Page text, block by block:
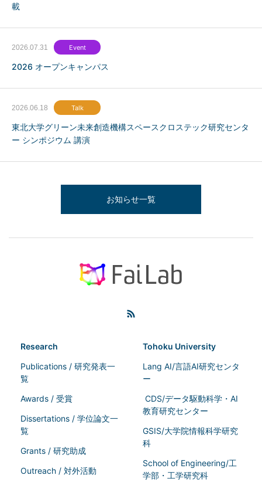
載
2026.07.31 Event
2026 オープンキャンパス
2026.06.18 Talk
東北大学グリーン未来創造機構スペースクロステック研究センタ
ー シンポジウム 講演
お知らせ一覧
Research
Publications / 研究発表一
覧
Awards / 受賞
Dissertations / 学位論文一
覧
Grants / 研究助成
Outreach / 対外活動
Tohoku University
Lang AI/言語AI研究センタ
ー
CDS/データ駆動科学・AI
教育研究センター
GSIS/大学院情報科学研究
科
School of Engineering/工
学部・工学研究科